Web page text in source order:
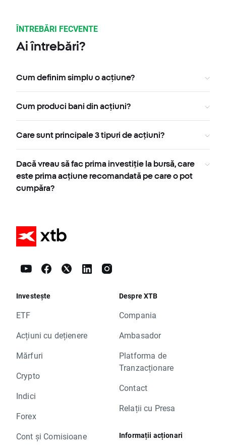
ÎNTREBĂRI FECVENTE
Ai întrebări?
Cum definim simplu o acțiune?
Cum produci bani din acțiuni?
Care sunt principale 3 tipuri de acțiuni?
Dacă vreau să fac prima investiție la bursă, care
este prima acțiune recomandată pe care o pot
cumpăra?
Investește
ETF
Acțiuni cu dețienere
Mărfuri
Crypto
Indici
Forex
Cont și Comisioane
Despre XTB
Compania
Ambasador
Platforma de
Tranzacționare
Contact
Relații cu Presa
Informații acționari